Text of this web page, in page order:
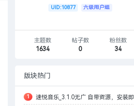
UID:10877 六级用户组
主题数
1634
帖子数
0
粉丝数
34
版块热门
1 速悦音乐_3.1.0无广 自带资源，安装即